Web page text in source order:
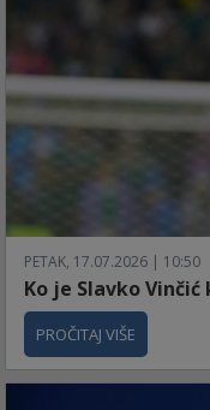
PETAK, 17.07.2026 | 10:50
Ko je Slavko
PROČITAJ VIŠE